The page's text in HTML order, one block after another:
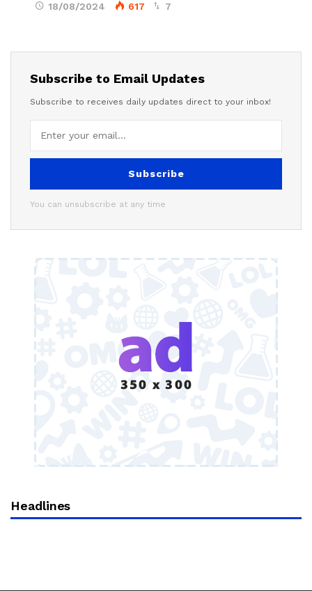
18/08/2024 617 7
Subscribe to Email Updates
Subscribe to receives daily updates direct to your inbox!
Subscribe
You can unsubscribe at any time
Headlines